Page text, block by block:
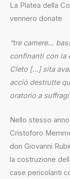
La Platea della
vennero donate
“tre camere…
confinanti con la
Cleto […] sita
acciò destrutte
oratorio a
Nello stesso
Cristoforo
don Giovanni
la costruzione
case pericolanti